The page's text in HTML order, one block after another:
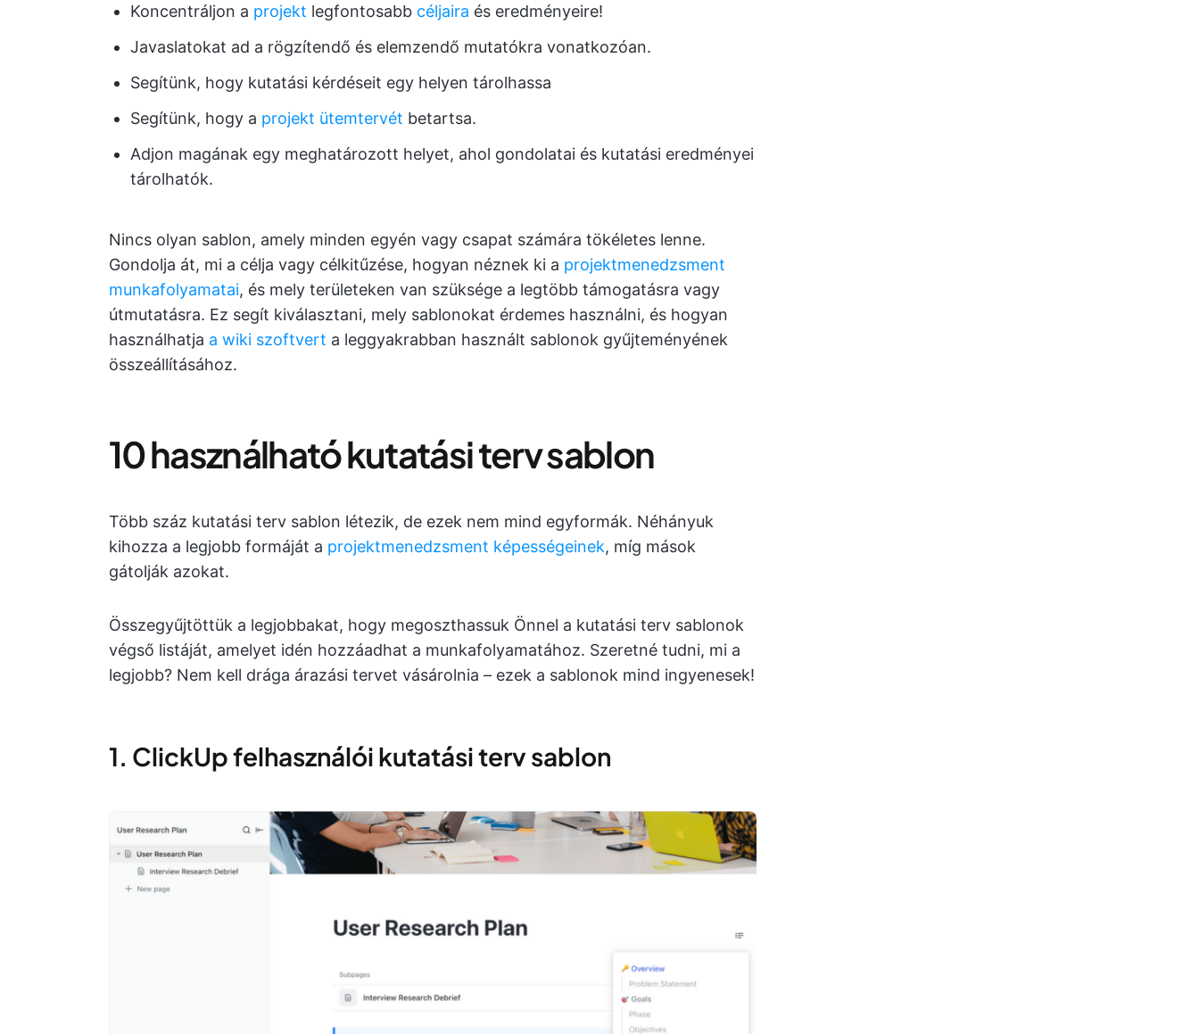
Koncentráljon a projekt legfontosabb céljaira és eredményeire!
Javaslatokat ad a rögzítendő és elemzendő mutatókra vonatkozóan.
Segítünk, hogy kutatási kérdéseit egy helyen tárolhassa
Segítünk, hogy a projekt ütemtervét betartsa.
Adjon magának egy meghatározott helyet, ahol gondolatai és kutatási eredményei
tárolhatók.
Nincs olyan sablon, amely minden egyén vagy csapat számára tökéletes lenne.
Gondolja át, mi a célja vagy célkitűzése, hogyan néznek ki a projektmenedzsment
munkafolyamatai, és mely területeken van szüksége a legtöbb támogatásra vagy
útmutatásra. Ez segít kiválasztani, mely sablonokat érdemes használni, és hogyan
használhatja a wiki szoftvert a leggyakrabban használt sablonok gyűjteményének
összeállításához.
10 használható kutatási terv sablon
Több száz kutatási terv sablon létezik, de ezek nem mind egyformák. Néhányuk
kihozza a legjobb formáját a projektmenedzsment képességeinek, míg mások
gátolják azokat.
Összegyűjtöttük a legjobbakat, hogy megoszthassuk Önnel a kutatási terv sablonok
végső listáját, amelyet idén hozzáadhat a munkafolyamatához. Szeretné tudni, mi a
legjobb? Nem kell drága árazási tervet vásárolnia – ezek a sablonok mind ingyenesek!
1. ClickUp felhasználói kutatási terv sablon